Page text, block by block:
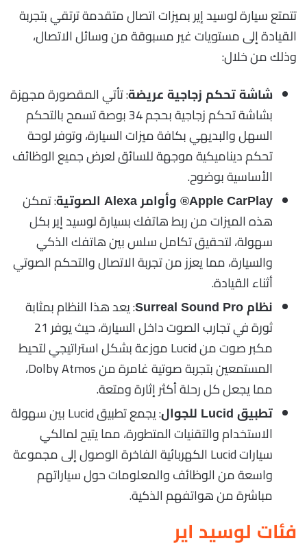
تتمتع سيارة لوسيد إير بميزات اتصال متقدمة ترتقي بتجربة
القيادة إلى مستويات غير مسبوقة من وسائل الاتصال،
وذلك من خلال:
شاشة تحكم زجاجية عريضة: تأتي المقصورة مجهزة
بشاشة تحكم زجاجية بحجم 34 بوصة تسمح بالتحكم
السهل والبديهي بكافة ميزات السيارة، وتوفر لوحة
تحكم ديناميكية موجهة للسائق لعرض جميع الوظائف
الأساسية بوضوح.
Apple CarPlay® وأوامر Alexa الصوتية
: تمكن
هذه الميزات من ربط هاتفك بسيارة لوسيد إير بكل
سهولة، لتحقيق تكامل سلس بين هاتفك الذكي
والسيارة، مما يعزز من تجربة الاتصال والتحكم الصوتي
أثناء القيادة.
نظام Surreal Sound Pro
: يعد هذا النظام بمثابة
ثورة في تجارب الصوت داخل السيارة، حيث يوفر 21
مكبر صوت من Lucid موزعة بشكل استراتيجي لتحيط
المستمعين بتجربة صوتية غامرة من Dolby Atmos،
مما يجعل كل رحلة أكثر إثارة ومتعة.
تطبيق Lucid للجوال
: يجمع تطبيق Lucid بين سهولة
الاستخدام والتقنيات المتطورة، مما يتيح لمالكي
سيارات Lucid الكهربائية الفاخرة الوصول إلى مجموعة
واسعة من الوظائف والمعلومات حول سياراتهم
مباشرة من هواتفهم الذكية.
فئات لوسيد اير